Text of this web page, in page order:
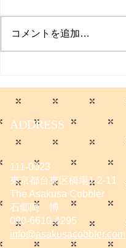
せ
コメントを追加…
ADDRESS
111-0023
東京都台東区橋場1-2-11
The Asakusa Cobbler
石郷岡 博
080-6610-4295
info@asakusacobbler.com